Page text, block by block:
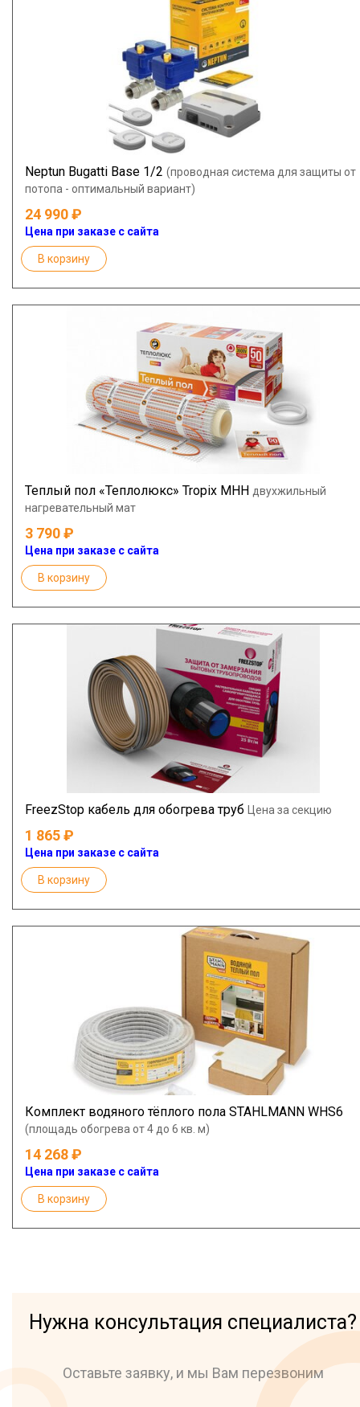
Neptun Bugatti Base 1/2 (проводная система для защиты от
потопа - оптимальный вариант)
24 990
Цена при заказе с сайта
В корзину
Теплый пол «Теплолюкс» Tropix МНН двухжильный
нагревательный мат
3 790
Цена при заказе с сайта
В корзину
FreezStop кабель для обогрева труб Цена за секцию
1 865
Цена при заказе с сайта
В корзину
Комплект водяного тёплого пола STAHLMANN WHS6
(площадь обогрева от 4 до 6 кв. м)
14 268
Цена при заказе с сайта
В корзину
Нужна консультация специалиста?
Оставьте заявку, и мы Вам перезвоним